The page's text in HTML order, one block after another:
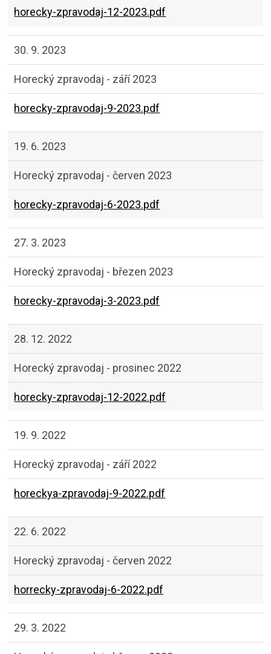
horecky-zpravodaj-12-2023.pdf
30. 9. 2023
Horecký zpravodaj - září 2023
horecky-zpravodaj-9-2023.pdf
19. 6. 2023
Horecký zpravodaj - červen 2023
horecky-zpravodaj-6-2023.pdf
27. 3. 2023
Horecký zpravodaj - březen 2023
horecky-zpravodaj-3-2023.pdf
28. 12. 2022
Horecký zpravodaj - prosinec 2022
horecky-zpravodaj-12-2022.pdf
19. 9. 2022
Horecký zpravodaj - září 2022
horeckya-zpravodaj-9-2022.pdf
22. 6. 2022
Horecký zpravodaj - červen 2022
horrecky-zpravodaj-6-2022.pdf
29. 3. 2022